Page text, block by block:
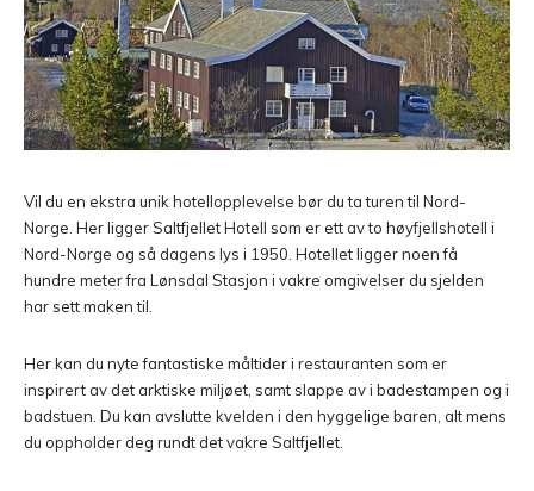
Vil du en ekstra unik hotellopplevelse bør du ta turen til Nord-
Norge. Her ligger Saltfjellet Hotell som er ett av to høyfjellshotell i
Nord-Norge og så dagens lys i 1950. Hotellet ligger noen få
hundre meter fra Lønsdal Stasjon i vakre omgivelser du sjelden
har sett maken til.
Her kan du nyte fantastiske måltider i restauranten som er
inspirert av det arktiske miljøet, samt slappe av i badestampen og i
badstuen. Du kan avslutte kvelden i den hyggelige baren, alt mens
du oppholder deg rundt det vakre Saltfjellet.